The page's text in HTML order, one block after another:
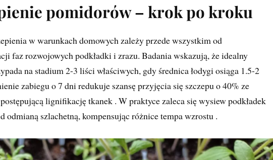
pomidorów – krok po kroku
w warunkach domowych zależy przede wszystkim od
faz rozwojowych podkładki i zrazu. Badania wskazują, że idealny
na stadium 2-3 liści właściwych, gdy średnica łodygi osiąga 1.5-2
zabiegu o 7 dni redukuje szansę przyjęcia się szczepu o 40% ze
lignifikację tkanek . W praktyce zaleca się wysiew podkładek
odmianą szlachetną, kompensując różnice tempa wzrostu .